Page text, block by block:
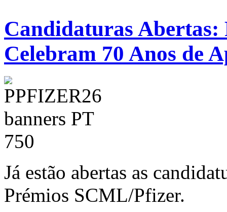
Candidaturas
Celebram 70 Anos de
Já estão abertas as
Prémios SCML/Pfizer.